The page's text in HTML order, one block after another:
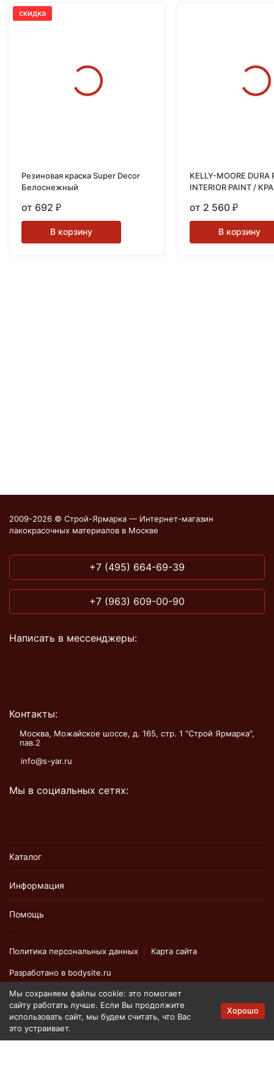
скидка
Резиновая краска Super Decor
Белоснежный
от 692 ₽
В корзину
KELLY-MOORE DURA
INTERIOR PAINT /
АНТИВАНДАЛЬНАЯ
от 2 560 ₽
В корзину
2009-2026 © Строй-Ярмарка — Интернет-магазин
лакокрасочных материалов в Москве
+7 (495) 664-69-39
+7 (963) 609-00-90
Написать в мессенджеры:
Контакты:
Москва, Можайское шоссе, д. 165, стр. 1 "Строй Ярмарка",
пав.2
info@s-yar.ru
Мы в социальных сетях:
Каталог
Информация
Помощь
Политика персональных данных Карта сайта
Разработано в bodysite.ru
Вся представленная на сайте информация, касающаяся
технических характеристик, наличия на складе, стоимости
товаров, носит информационный характер и ни при каких
Мы сохраняем файлы cookie: это помогает
сайту работать лучше. Если Вы продолжите
использовать сайт, мы будем считать, что Вас
это устраивает.
Хорошо